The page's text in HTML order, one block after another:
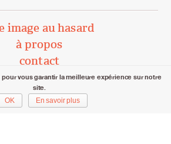
image au hasard
à propos
contact
2015 – 2026
réservés aux auteurs respectifs.
vous garantir la meilleure expérience sur notre
site.
OK
En savoir plus